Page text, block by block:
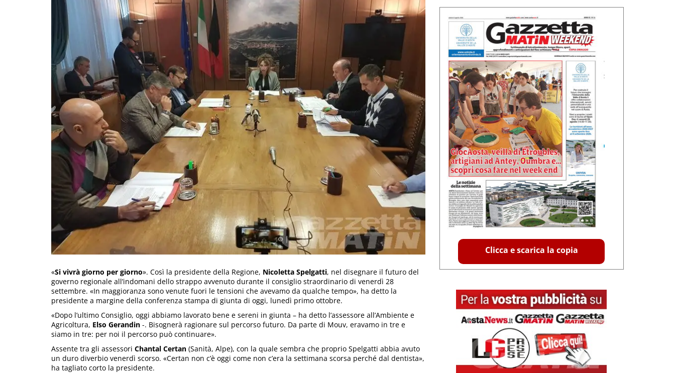
«Si vivrà giorno per giorno». Così la presidente della Regione, Nicoletta Spelgatti, nel disegnare il futuro del
governo regionale all’indomani dello strappo avvenuto durante il consiglio straordinario di venerdì 28
settembre. «In maggioranza sono venute fuori le tensioni che avevamo da qualche tempo», ha detto la
presidente a margine della conferenza stampa di giunta di oggi, lunedì primo ottobre.
«Dopo l’ultimo Consiglio, oggi abbiamo lavorato bene e sereni in giunta – ha detto l’assessore all’Ambiente e
Agricoltura, Elso Gerandin -. Bisognerà ragionare sul percorso futuro. Da parte di Mouv, eravamo in tre e
siamo in tre: per noi il percorso può continuare».
Assente tra gli assessori Chantal Certan (Sanità, Alpe), con la quale sembra che proprio Spelgatti abbia avuto
un duro diverbio venerdì scorso. «Certan non c’è oggi come non c’era la settimana scorsa perché dal dentista»,
ha tagliato corto la presidente.
Clicca e scarica la copia